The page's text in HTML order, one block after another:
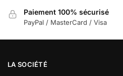
Paiement 100% sécurisé
PayPal / MasterCard / Visa
LA SOCIÉTÉ